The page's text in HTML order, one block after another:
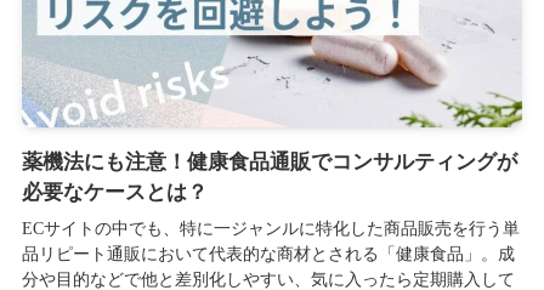
薬機法にも注意！健康食品通販でコンサルティングが
必要なケースとは？
ECサイトの中でも、特に一ジャンルに特化した商品販売を行う単
品リピート通販において代表的な商材とされる「健康食品」。成
分や目的などで他と差別化しやすい、気に入ったら定期購入して